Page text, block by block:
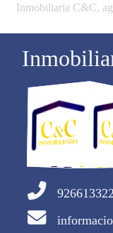
Inmobiliaria C&C,
926613322